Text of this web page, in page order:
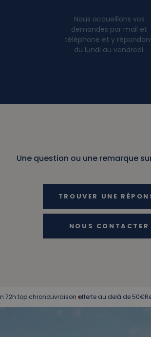
Nous accueillons vos
demandes par mail et
téléphone et y
du lundi au vendredi.
Une question ou une remarque
TROUVER UNE
NOUS CONTACTER
Livraison offerte au delà de 50€Retrait en